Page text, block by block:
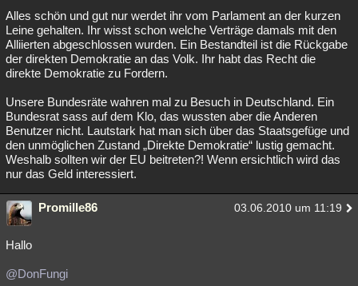
Alles schön und gut nur werdet ihr vom Parlament an der kurzen
Leine gehalten. Ihr wisst schon welche Verträge damals mit den
Alliierten abgeschlossen wurden. Ein Bestandteil ist die Rückgabe
der direkten Demokratie an das Volk. Ihr habt das Recht die
direkte Demokratie zu Fordern.
Unsere Bundesräte wahren mal zu Besuch in Deutschland. Ein
Bundesrat sass auf dem Klo, das wussten aber die Anderen
Benutzer nicht. Lautstark hat man sich über das Staatsgefüge und
den unmöglichen Zustand „Direkte Demokratie“ lustig gemacht.
Weshalb sollten wir der EU beitreten?! Wenn ersichtlich wird das
nur das Geld interessiert.
Promille86 03.06.2010 um 11:19
Hallo
@DonFungi